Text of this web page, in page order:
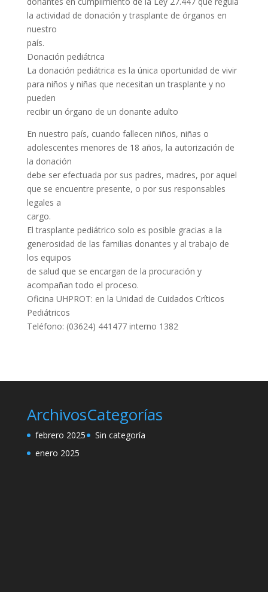
la actividad de donación y trasplante de órganos en
nuestro
país.
Donación pediátrica
La donación pediátrica es la única oportunidad de vivir
para niños y niñas que necesitan un trasplante y no
pueden
recibir un órgano de un donante adulto
En nuestro país, cuando fallecen niños, niñas o
adolescentes menores de 18 años, la autorización de
la donación
debe ser efectuada por sus padres, madres, por aquel
que se encuentre presente, o por sus responsables
legales a
cargo.
El trasplante pediátrico solo es posible gracias a la
generosidad de las familias donantes y al trabajo de
los equipos
de salud que se encargan de la procuración y
acompañan todo el proceso.
Oficina UHPROT: en la Unidad de Cuidados Críticos
Pediátricos
Teléfono: (03624) 441477 interno 1382
Archivos
febrero 2025
enero 2025
Categorías
Sin categoría